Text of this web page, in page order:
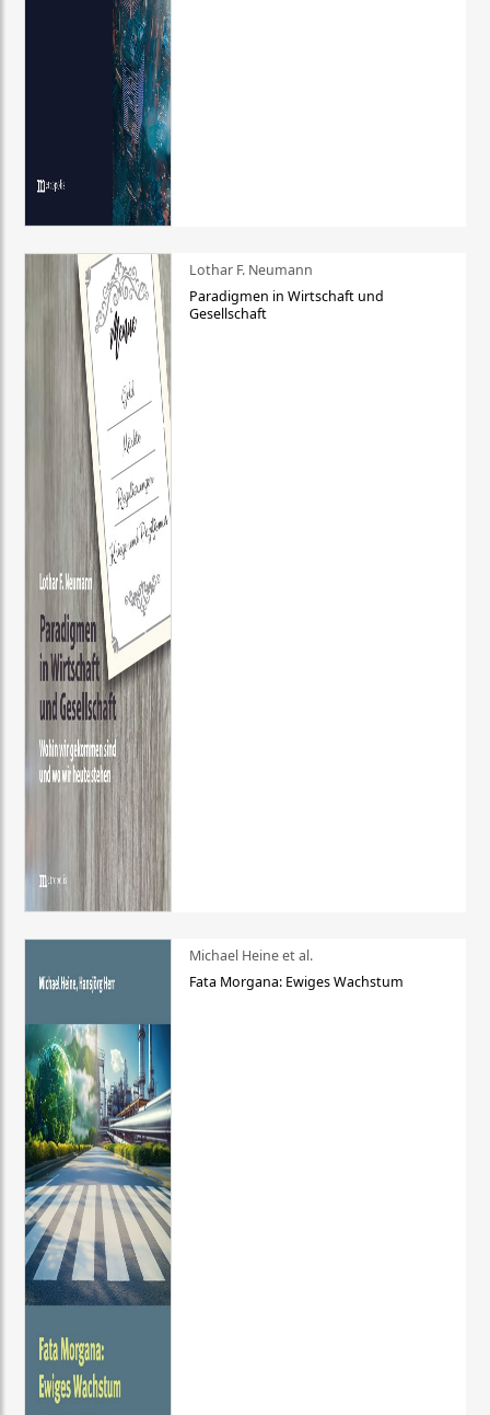
Lothar F. Neumann
Paradigmen in Wirtschaft und
Gesellschaft
Michael Heine et al.
Fata Morgana: Ewiges Wachstum